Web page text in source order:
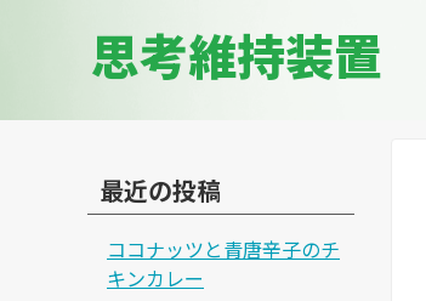
思考維持装置
最近の投稿
ココナッツと青唐辛子のチ
キンカレー